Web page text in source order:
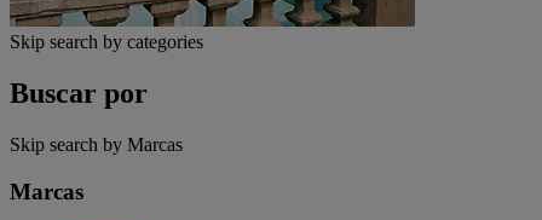
Skip search by categories
Buscar por
Skip search by Marcas
Marcas